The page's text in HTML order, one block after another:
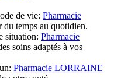
de vie: Pharmacie
du temps au quotidien.
situation: Pharmacie
soins adaptés à vos
Pharmacie LORRAINE